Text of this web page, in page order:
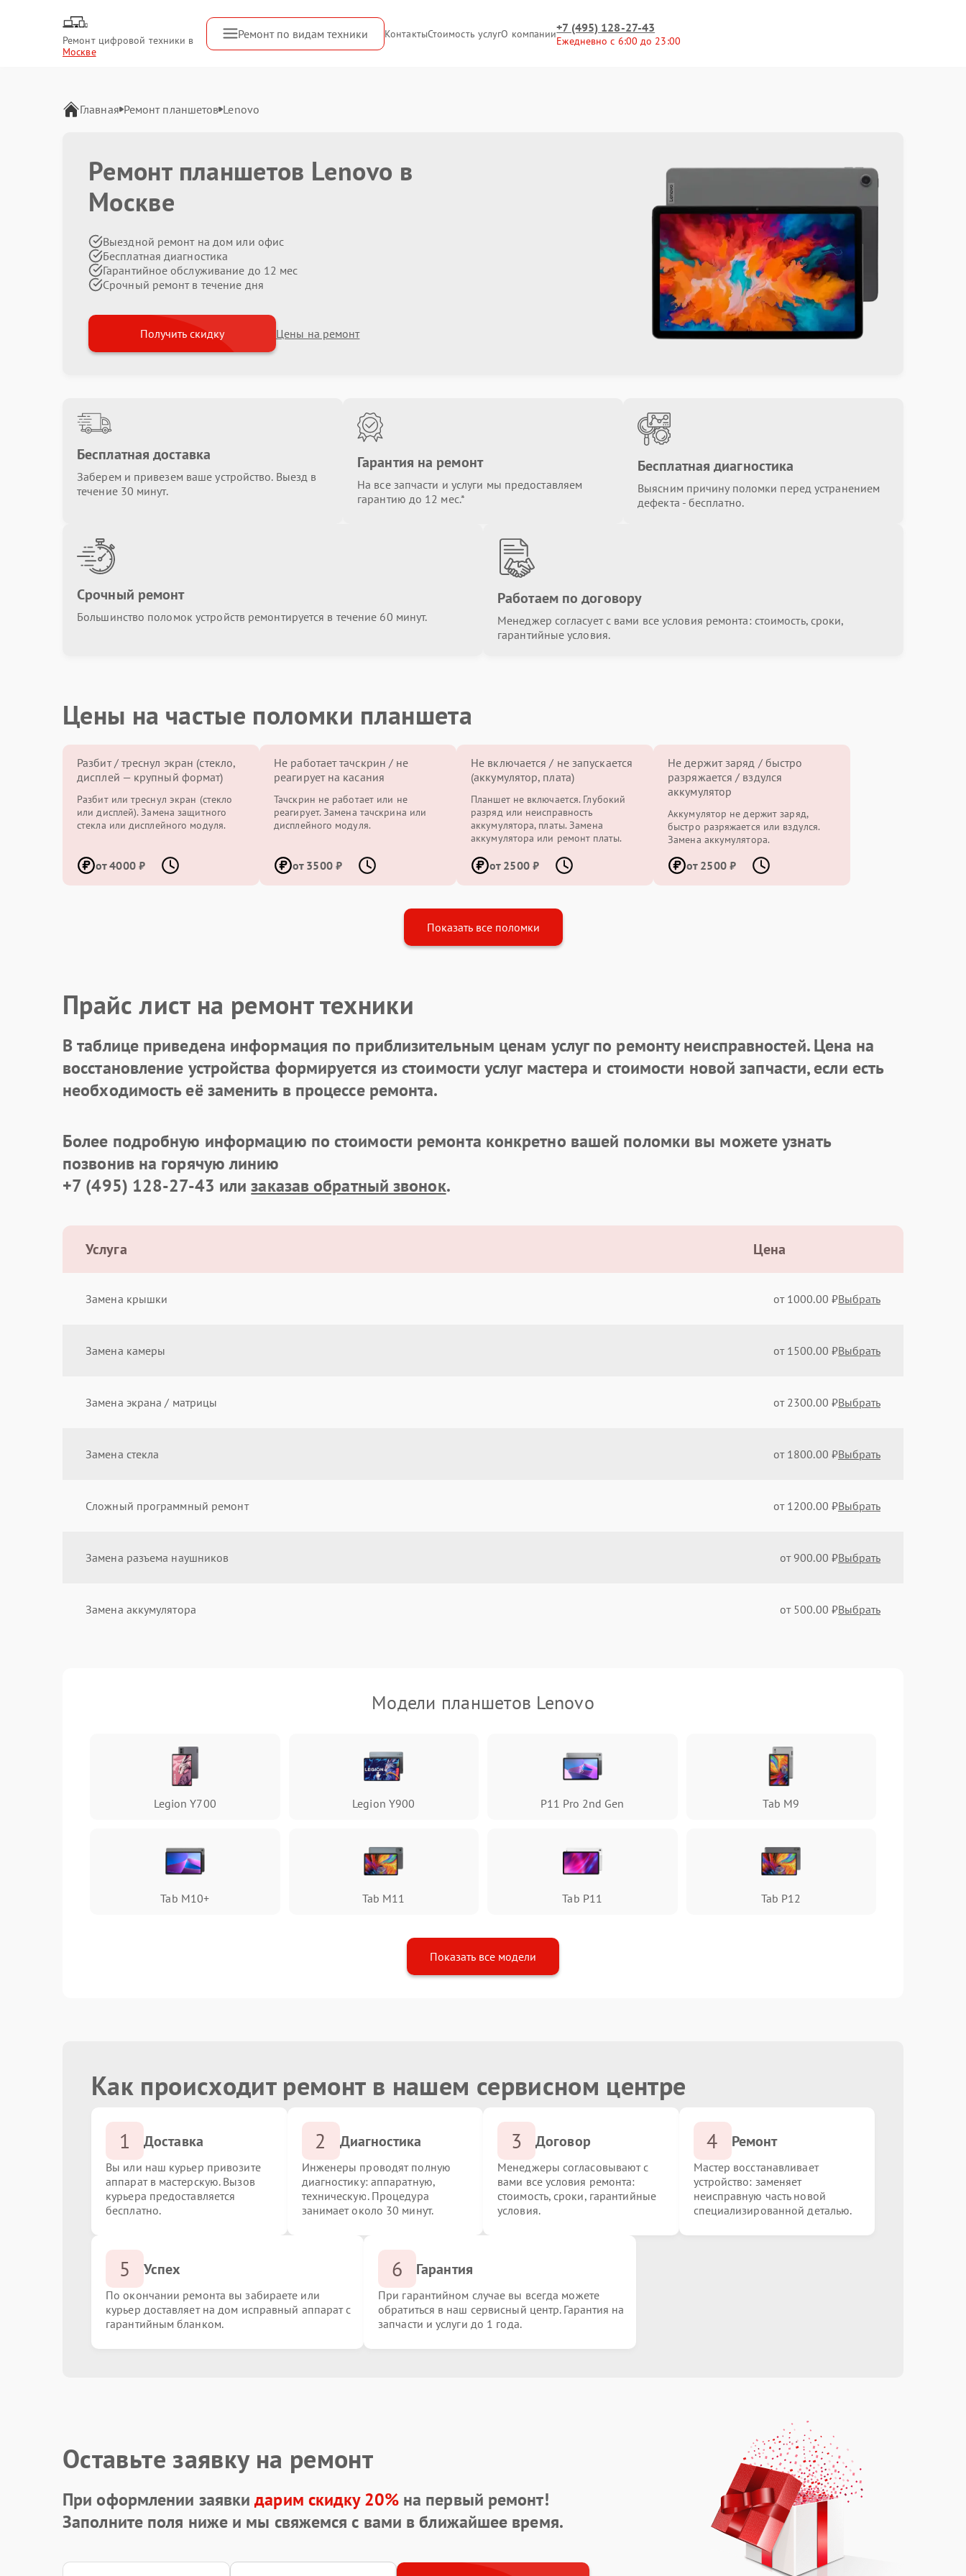
Ремонт цифровой техники в
Москве
Ремонт по видам техники КонтактыСтоимость услугО компании+7 (495) 128-27-43
Ежедневно с 6:00 до 23:00
Главная Ремонт планшетов Lenovo
Ремонт планшетов Lenovo в
Москве
Выездной ремонт на дом или офис
Бесплатная диагностика
Гарантийное обслуживание до 12 мес
Срочный ремонт в течение дня
Получить скидку Цены на ремонт
Бесплатная доставка
Заберем и привезем ваше устройство. Выезд в
течение 30 минут.
Гарантия на ремонт
На все запчасти и услуги мы предоставляем
гарантию до 12 мес.*
Бесплатная диагностика
Выясним причину поломки перед устранением
дефекта - бесплатно.
Срочный ремонт
Большинство поломок устройств ремонтируется в течение 60 минут.
Работаем по договору
Менеджер согласует с вами все условия ремонта: стоимость, сроки,
гарантийные условия.
Цены на частые поломки планшета
Разбит / треснул экран (стекло,
дисплей — крупный формат)
Разбит или треснул экран (стекло
или дисплей). Замена защитного
стекла или дисплейного модуля.
от 4000 ₽
Не работает тачскрин / не
реагирует на касания
Тачскрин не работает или не
реагирует. Замена тачскрина или
дисплейного модуля.
от 3500 ₽
Не включается / не запускается
(аккумулятор, плата)
Планшет не включается. Глубокий
разряд или неисправность
аккумулятора, платы. Замена
аккумулятора или ремонт платы.
от 2500 ₽
Не держит заряд / быстро
разряжается / вздулся
аккумулятор
Аккумулятор не держит заряд,
быстро разряжается или вздулся.
Замена аккумулятора.
от 2500 ₽
Показать все поломки
Прайс лист на ремонт техники
В таблице приведена информация по приблизительным ценам услуг по ремонту неисправностей. Цена на
восстановление устройства формируется из стоимости услуг мастера и стоимости новой запчасти, если есть
необходимость её заменить в процессе ремонта.
Более подробную информацию по стоимости ремонта конкретно вашей поломки вы можете узнать
позвонив на горячую линию
+7 (495) 128-27-43 илизаказав обратный звонок.
Услуга Цена
Замена крышки от 1000.00 ₽Выбрать
Замена камеры от 1500.00 ₽Выбрать
Замена экрана / матрицы от 2300.00 ₽Выбрать
Замена стекла от 1800.00 ₽Выбрать
Сложный программный ремонт от 1200.00 ₽Выбрать
Замена разъема наушников от 900.00 ₽Выбрать
Замена аккумулятора от 500.00 ₽Выбрать
Разблокировать графический ключ от 1000.00 ₽
Замена гнезда зарядки от 550.00 ₽
Модели планшетов Lenovo
Legion Y700 Legion Y900 P11 Pro 2nd Gen Tab M9
Tab M10+ Tab M11 Tab P11 Tab P12
Показать все модели
Как происходит ремонт в нашем сервисном центре
1 Доставка
Вы или наш курьер привозите
аппарат в мастерскую. Вызов
курьера предоставляется
бесплатно.
2 Диагностика
Инженеры проводят полную
диагностику: аппаратную,
техническую. Процедура
занимает около 30 минут.
3 Договор
Менеджеры согласовывают с
вами все условия ремонта:
стоимость, сроки, гарантийные
условия.
4 Ремонт
Мастер восстанавливает
устройство: заменяет
неисправную часть новой
специализированной деталью.
5 Успех
По окончании ремонта вы забираете или
курьер доставляет на дом исправный аппарат с
гарантийным бланком.
6 Гарантия
При гарантийном случае вы всегда можете
обратиться в наш сервисный центр. Гарантия на
запчасти и услуги до 1 года.
Оставьте заявку на ремонт
При оформлении заявкидарим скидку 20%на первый ремонт!
Заполните поля ниже и мы свяжемся с вами в ближайшее время.